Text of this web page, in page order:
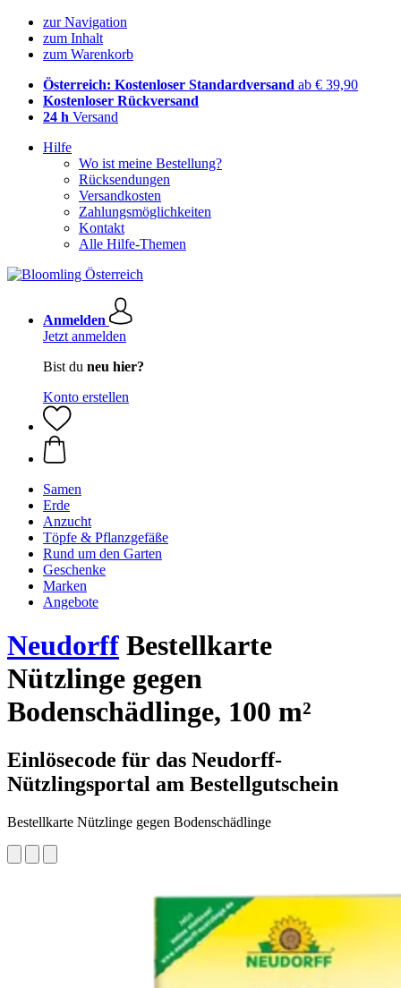
zur Navigation
zum Inhalt
zum Warenkorb
Österreich: Kostenloser Standardversand ab € 39,90
Kostenloser Rückversand
24 h Versand
Hilfe
Wo ist meine Bestellung?
Rücksendungen
Versandkosten
Zahlungsmöglichkeiten
Kontakt
Alle Hilfe-Themen
Anmelden
Jetzt anmelden
Bist du neu hier?
Konto erstellen
Samen
Erde
Anzucht
Töpfe & Pflanzgefäße
Rund um den Garten
Geschenke
Marken
Angebote
Neudorff Bestellkarte
Nützlinge gegen
Bodenschädlinge, 100 m²
Einlösecode für das Neudorff-
Nützlingsportal am Bestellgutschein
Bestellkarte Nützlinge gegen Bodenschädlinge